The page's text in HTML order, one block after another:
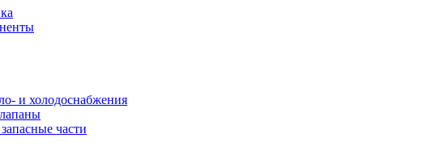
и холодоснабжения
части